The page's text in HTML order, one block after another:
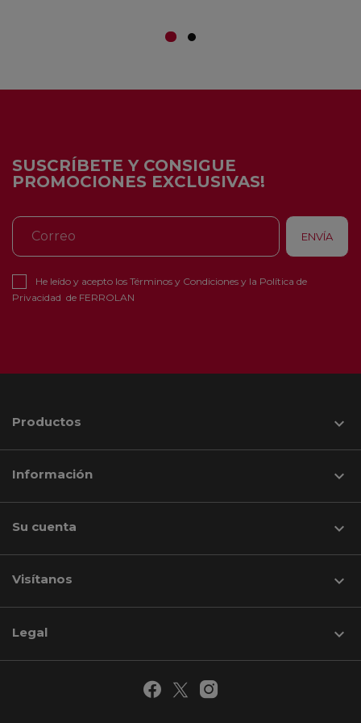
SUSCRÍBETE Y CONSIGUE
PROMOCIONES EXCLUSIVAS!
He leído y acepto los Términos y Condiciones y la Política de
Privacidad de FERROLAN
Productos 
Información 
Su cuenta 
Visítanos keyboard_arrow_down
Legal 